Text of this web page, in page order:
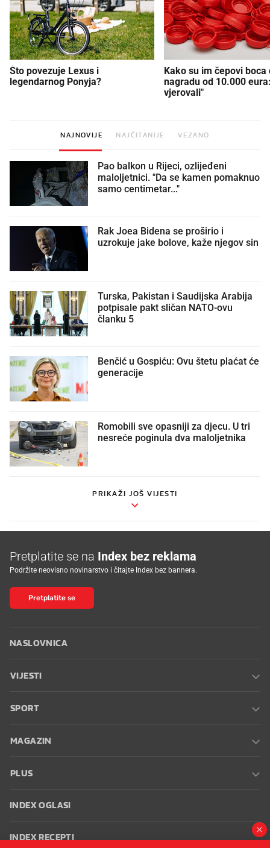
Što povezuje Lexus i
legendarnog Ponyja?
Kako su im čepovi boca
nagradu od 10.000
vjerovali"
NAJNOVIJE NAJČITANIJE VEZANO
Pao balkon u Rijeci, ozlijeđeni
maloljetnici. "Da se kamen pomaknuo
samo centimetar..."
Rak Joea Bidena se proširio i
uzrokuje jake bolove, kaže njegov sin
Turska, Pakistan i Saudijska Arabija
potpisale pakt sličan NATO-ovu
članku 5
Benčić u Gospiću: Ovu štetu plaćat će
generacije
Romobili sve opasniji za djecu. U tri
nesreće poginula dva maloljetnika
PRIKAŽI JOŠ VIJESTI
Pretplatite se na Index bez reklama
Podržite neovisno novinarstvo i čitajte Index bez bannera.
Pretplatite se
NASLOVNICA
VIJESTI
SPORT
MAGAZIN
PLUS
INDEX OGLASI
INDEX RECEPTI